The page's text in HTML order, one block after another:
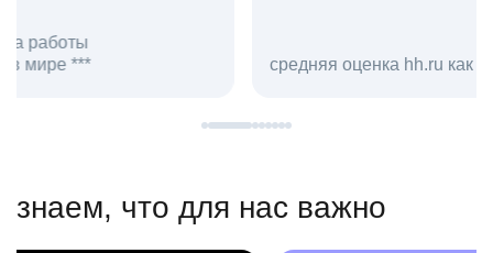
средняя оценка hh.ru как работодателя **
в hh.ru
знаем, что для нас важно